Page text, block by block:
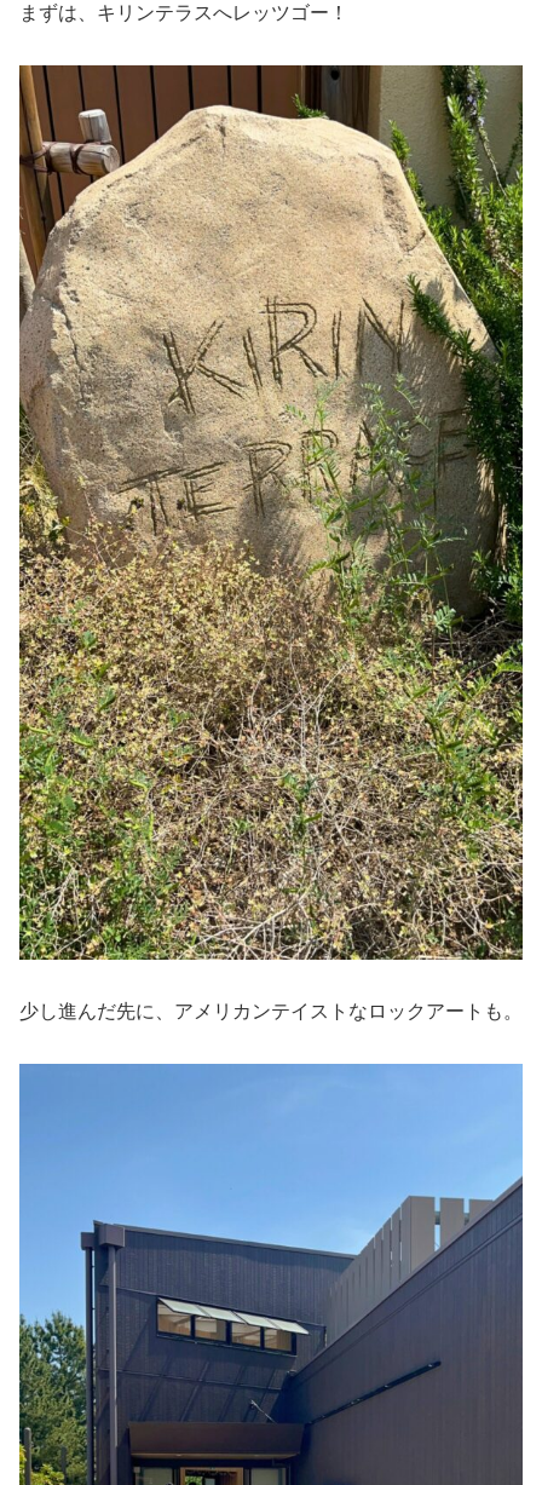
まずは、キリンテラスへレッツゴー！
少し進んだ先に、アメリカンテイストなロックアートも。